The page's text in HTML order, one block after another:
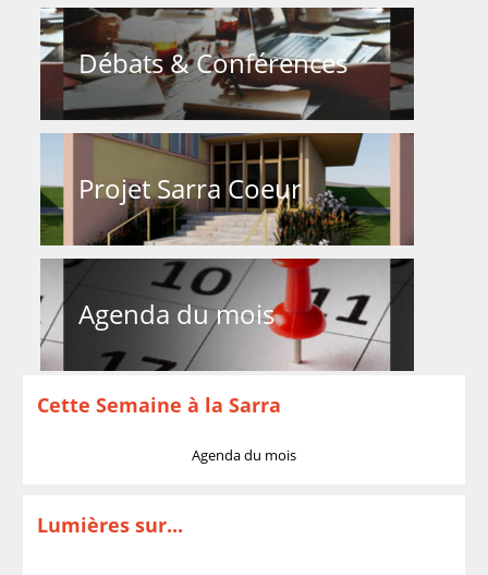
Débats & Conférences
Projet Sarra Coeur
Agenda du mois
Cette Semaine à la Sarra
Agenda du mois
Lumières sur...